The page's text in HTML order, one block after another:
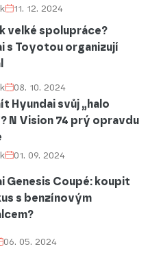
11. 12. 2024
velké spolupráce?
s Toyotou organizují
08. 10. 2024
Hyundai svůj „halo
N Vision 74 prý opravdu
01. 09. 2024
Genesis Coupé: koupit
s benzínovým
06. 05. 2024